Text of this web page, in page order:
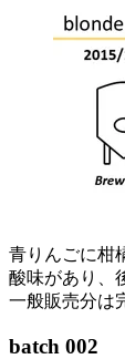
青りんごに柑
酸味があり、
一般販売分は
batch 002